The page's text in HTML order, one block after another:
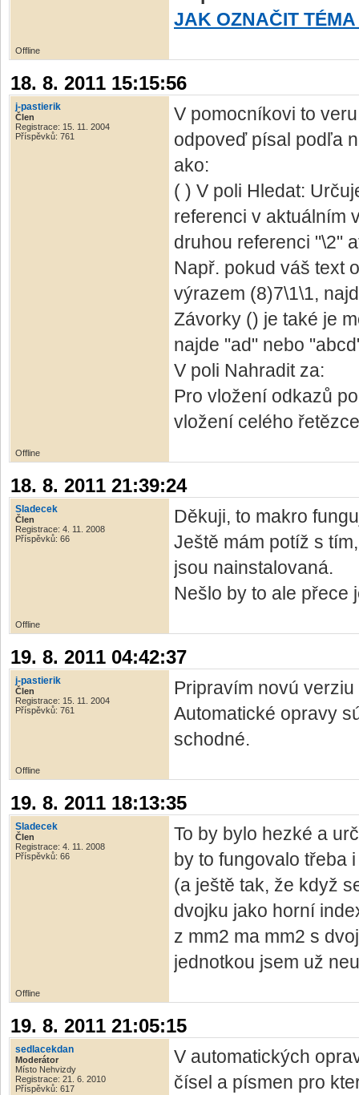
JAK OZNAČIT TÉMA
Offline
18. 8. 2011 15:15:56
j-pastierik
Člen
Registrace: 15. 11. 2004
Příspěvků: 761
V pomocníkovi to
odpoveď písal podľa
ako:
( ) V poli Hledat:
referenci v aktuálním
druhou referenci "\2"
Např. pokud váš text
výrazem (8)7\1\1,
Závorky () je také je
najde "ad" nebo
V poli Nahradit za:
Pro vložení odkazů
vložení celého
Offline
18. 8. 2011 21:39:24
Sladecek
Člen
Registrace: 4. 11. 2008
Příspěvků: 66
Děkuji, to makro
Ještě mám potíž s
jsou nainstalovaná.
Nešlo by to ale přece
Offline
19. 8. 2011 04:42:37
j-pastierik
Člen
Registrace: 15. 11. 2004
Příspěvků: 761
Pripravím novú
Automatické opravy
schodné.
Offline
19. 8. 2011 18:13:35
Sladecek
Člen
Registrace: 4. 11. 2008
Příspěvků: 66
To by bylo hezké a
by to fungovalo třeba
(a ještě tak, že když
dvojku jako horní
z mm2 ma mm2 s
jednotkou jsem už
Offline
19. 8. 2011 21:05:15
sedlacekdan
Moderátor
Místo Nehvizdy
Registrace: 21. 6. 2010
Příspěvků: 617
V automatických
čísel a písmen pro